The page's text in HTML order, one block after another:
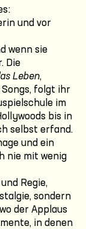
und vor
wenn sie
Die
Leben,
folgt ihr
im
bis in
selbst erfand.
und ein
nie mit wenig
Regie,
sondern
der Applaus
in denen